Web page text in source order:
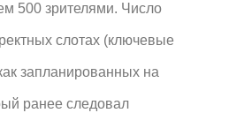
500 зрителями. Число
слотах (ключевые
запланированных на
ранее следовал